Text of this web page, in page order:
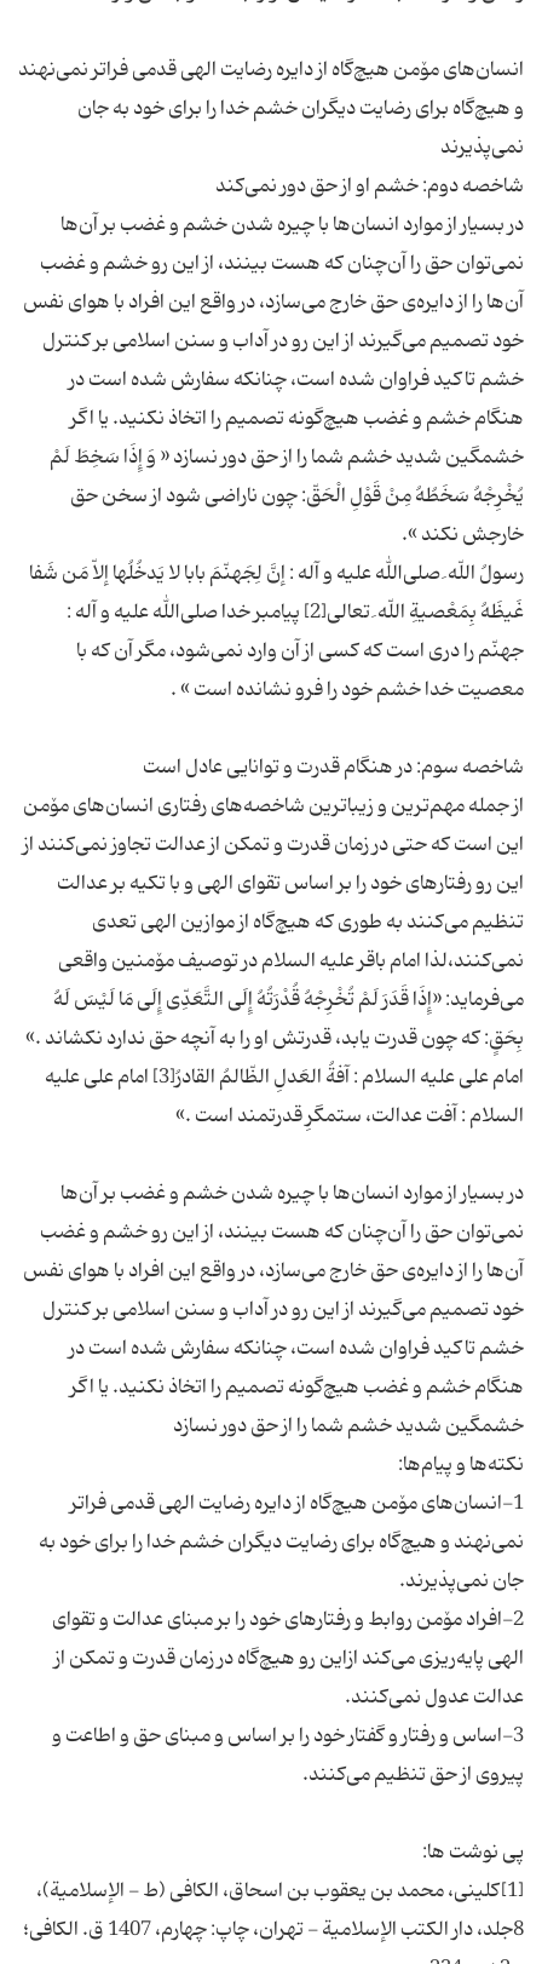
انسان‌های مۆمن هیچ‌گاه از دایره رضایت الهی قدمی فراتر نمی‌نهند
و هیچ‌گاه برای رضایت دیگران خشم خدا را برای خود به جان
در بسیار از موارد انسان‌ها با چیره شدن خشم و غضب بر آن‌ها
نمی‌توان حق را آن‌چنان که هست بینند، از این رو خشم و غضب
آن‌ها را از دایره‌ی حق خارج می‌سازد، در واقع این افراد با هوای نفس
خود تصمیم می‌گیرند از این رو در آداب و سنن اسلامی بر کنترل
خشم تاکید فراوان شده است، چنانکه سفارش شده است در
هنگام خشم و غضب هیچ‌گونه تصمیم را اتخاذ نکنید. یا اگر
خشمگین شدید خشم شما را از حق دور نسازد « وَ إِذَا سَخِطَ لَمْ
یُخْرِجْهُ سَخَطُهُ مِنْ قَوْلِ الْحَقّ: چون ناراضى شود از سخن حق
رسولُ اللّه ِ صلی‌الله علیه و آله : إنَّ لِجَهنّمَ بابا لا یَدخُلُها إلاّ مَن شَفا
غَیظَهُ بِمَعْصیةِ اللّه ِ تعالى[2] پیامبر خدا صلی‌الله علیه و آله :
جهنّم را درى است كه كسى از آن وارد نمی‌شود، مگر آن كه با
از جمله مهم‌ترین و زیباترین شاخصه‌های رفتاری انسان‌های مۆمن
این است که حتی در زمان قدرت و تمکن از عدالت تجاوز نمی‌کنند از
این رو رفتارهای خود را بر اساس تقوای الهی و با تکیه بر عدالت
تنظیم می‌کنند به طوری که هیچ‌گاه از موازین الهی تعدی
نمی‌کنند،لذا امام باقر علیه السلام در توصیف مۆمنین واقعی
می‌فرماید: «إِذَا قَدَرَ لَمْ تُخْرِجْهُ قُدْرَتُهُ إِلَى التَّعَدِّی إِلَى مَا لَیْسَ لَهُ
امام علی علیه السلام : آفةُ العَدلِ الظّالمُ القادرُ[3] امام على علیه
در بسیار از موارد انسان‌ها با چیره شدن خشم و غضب بر آن‌ها
نمی‌توان حق را آن‌چنان که هست بینند، از این رو خشم و غضب
آن‌ها را از دایره‌ی حق خارج می‌سازد، در واقع این افراد با هوای نفس
خود تصمیم می‌گیرند از این رو در آداب و سنن اسلامی بر کنترل
خشم تاکید فراوان شده است، چنانکه سفارش شده است در
هنگام خشم و غضب هیچ‌گونه تصمیم را اتخاذ نکنید. یا اگر
1-انسان‌های مۆمن هیچ‌گاه از دایره رضایت الهی قدمی فراتر
نمی‌نهند و هیچ‌گاه برای رضایت دیگران خشم خدا را برای خود به
2-افراد مۆمن روابط و رفتارهای خود را بر مبنای عدالت و تقوای
الهی پایه‌ریزی می‌کند ازاین رو هیچ‌گاه در زمان قدرت و تمکن از
3-اساس و رفتار و گفتار خود را بر اساس و مبنای حق و اطاعت و
[1]كلینى، محمد بن یعقوب بن اسحاق، الكافی (ط - الإسلامیة)،
8جلد، دار الكتب الإسلامیة - تهران، چاپ: چهارم، 1407 ق. الكافی؛